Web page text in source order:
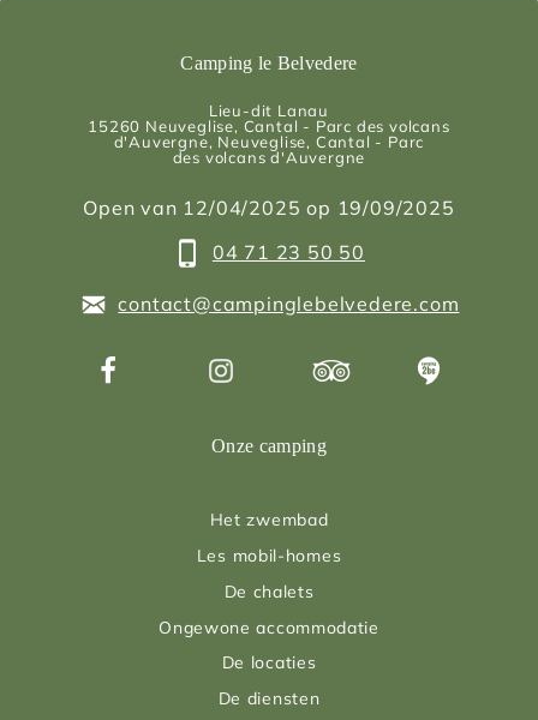
Camping le Belvedere
Lieu-dit Lanau
15260 Neuveglise, Cantal - Parc des volcans
d'Auvergne, Neuveglise, Cantal - Parc
des volcans d'Auvergne
Open van 12/04/2025 op 19/09/2025
04 71 23 50 50
contact@campinglebelvedere.com
Onze camping
Het zwembad
Les mobil-homes
De chalets
Ongewone accommodatie
De locaties
De diensten